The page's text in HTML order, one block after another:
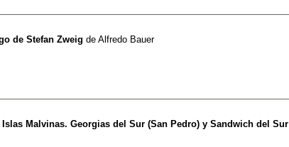
de Stefan Zweig de Alfredo Bauer
Malvinas. Georgias del Sur (San Pedro) y Sandwich del Sur